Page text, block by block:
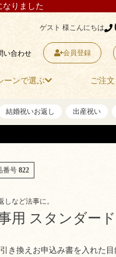
なりました
ゲスト 様こんにちは
い合わせ 会員登録
ーンで選ぶ ご注
結婚祝いお返し 出産祝い
番号 822
しなど法事に。
用 スタンダー
引き換えお申込み書を入れた